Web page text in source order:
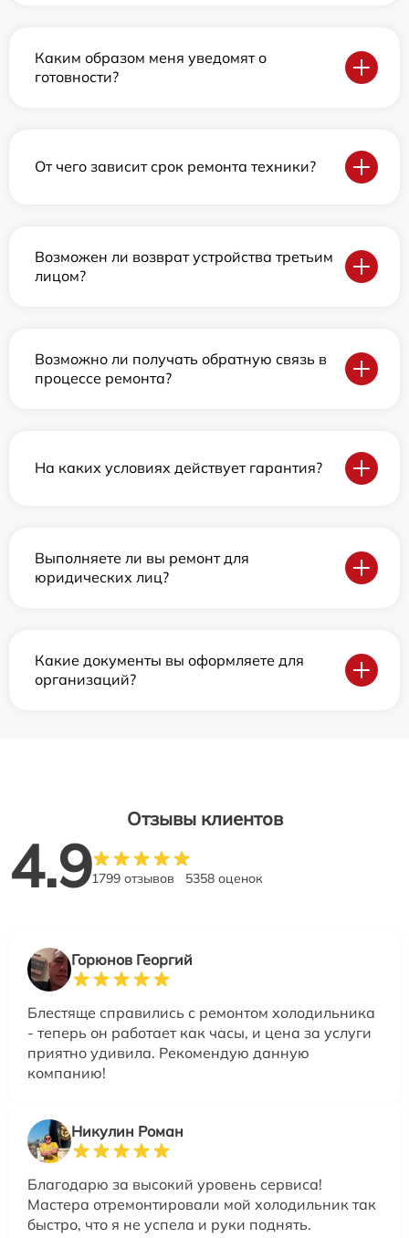
Каким образом меня уведомят о
готовности?
От чего зависит срок ремонта техники?
Возможен ли возврат устройства третьим
лицом?
Возможно ли получать обратную связь в
процессе ремонта?
На каких условиях действует гарантия?
Выполняете ли вы ремонт для
юридических лиц?
Какие документы вы оформляете для
организаций?
Отзывы клиентов
4.91799 отзывов 5358 оценок
Горюнов Георгий
Блестяще справились с ремонтом холодильника
- теперь он работает как часы, и цена за услуги
приятно удивила. Рекомендую данную
компанию!
Никулин Роман
Благодарю за высокий уровень сервиса!
Мастера отремонтировали мой холодильник так
быстро, что я не успела и руки поднять.